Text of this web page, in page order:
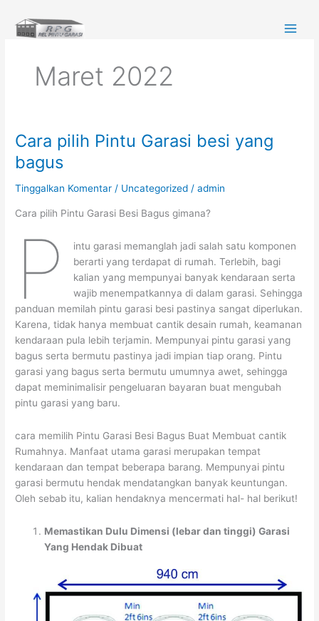
konten
Maret 2022
Cara pilih Pintu Garasi besi yang
bagus
Tinggalkan Komentar / Uncategorized /admin
Cara pilih Pintu Garasi Besi Bagus gimana?
P
intu garasi memanglah jadi salah satu komponen
berarti yang terdapat di rumah. Terlebih, bagi
kalian yang mempunyai banyak kendaraan serta
wajib menempatkannya di dalam garasi. Sehingga
panduan memilah pintu garasi besi pastinya sangat diperlukan.
Karena, tidak hanya membuat cantik desain rumah, keamanan
kendaraan pula lebih terjamin. Mempunyai pintu garasi yang
bagus serta bermutu pastinya jadi impian tiap orang. Pintu
garasi yang bagus serta bermutu umumnya awet, sehingga
dapat meminimalisir pengeluaran bayaran buat mengubah
pintu garasi yang baru.
cara memilih Pintu Garasi Besi Bagus Buat Membuat cantik
Rumahnya. Manfaat utama garasi merupakan tempat
kendaraan dan tempat beberapa barang. Mempunyai pintu
garasi bermutu hendak mendatangkan banyak keuntungan.
Oleh sebab itu, kalian hendaknya mencermati hal- hal berikut!
Memastikan Dulu Dimensi (lebar dan tinggi) Garasi
Yang Hendak Dibuat
Cara
pilih
Pintu
Garasi
yang